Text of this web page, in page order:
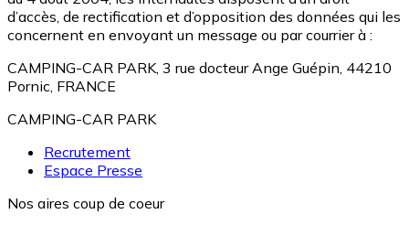
d’accès, de rectification et d’opposition des données qui les
concernent en envoyant un message ou par courrier à :
CAMPING-CAR PARK, 3 rue docteur Ange Guépin, 44210
Pornic, FRANCE
CAMPING-CAR PARK
Recrutement
Espace Presse
Nos aires coup de coeur